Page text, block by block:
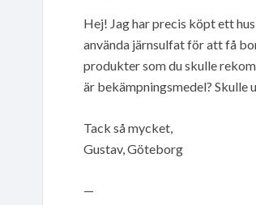
Hej! Jag har precis köpt ett
använda järnsulfat för att få
produkter som du skulle
är bekämpningsmedel? Skulle
Tack så mycket,
Gustav, Göteborg
—